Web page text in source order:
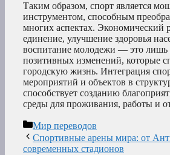
Таким образом, спорт является
инструментом, способным
многих аспектах. Экономический
единение, улучшение здоровья
воспитание молодежи — это лишь
позитивных изменений, которые
городскую жизнь. Интеграция
мероприятий и объектов в
способствует созданию
среды для проживания, работы и
Рубрики
Мир переводов
Спортивные арены мира: от
современных стадионов